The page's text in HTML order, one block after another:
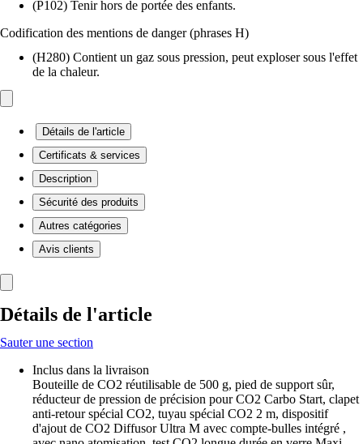
(P102) Tenir hors de portée des enfants.
Codification des mentions de danger (phrases H)
(H280) Contient un gaz sous pression, peut exploser sous l'effet
de la chaleur.
Détails de l'article
Certificats & services
Description
Sécurité des produits
Autres catégories
Avis clients
Détails de l'article
Sauter une section
Inclus dans la livraison
Bouteille de CO2 réutilisable de 500 g, pied de support sûr,
réducteur de pression de précision pour CO2 Carbo Start, clapet
anti-retour spécial CO2, tuyau spécial CO2 2 m, dispositif
d'ajout de CO2 Diffusor Ultra M avec compte-bulles intégré ,